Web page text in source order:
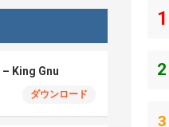
– King Gnu
ダウンロード
1
2
3